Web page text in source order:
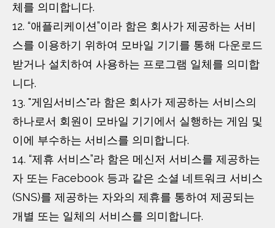
체를 의미합니다.
12. “애플리케이션”이라 함은 회사가 제공하는 서비
스를 이용하기 위하여 모바일 기기를 통해 다운로드
받거나 설치하여 사용하는 프로그램 일체를 의미합
니다.
13. "게임서비스"라 함은 회사가 제공하는 서비스의
하나로서 회원이 모바일 기기에서 실행하는 게임 및
이에 부수하는 서비스를 의미합니다.
14. “제휴 서비스”라 함은 메신저 서비스를 제공하는
자 또는 Facebook 등과 같은 소셜 네트워크 서비스
(SNS)를 제공하는 자와의 제휴를 통하여 제공되는
개별 또는 일체의 서비스를 의미합니다.